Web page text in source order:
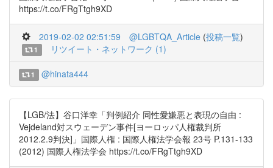
https://t.co/FRgTtgh9XD
2019-02-02 02:51:59 @LGBTQA_Article (投稿一覧)
1 リツイート・ネットワーク (1)
1 @hinata444
【LGB/法】谷口洋幸「判例紹介 同性愛嫌悪と表現の自由 :
Vejdeland対スウェーデン事件[ヨーロッパ人権裁判所
2012.2.9判決]」国際人権 : 国際人権法学会報 23号 P.131-133
(2012) 国際人権法学会 https://t.co/FRgTtgh9XD